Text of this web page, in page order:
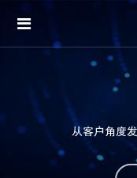
从客户角度